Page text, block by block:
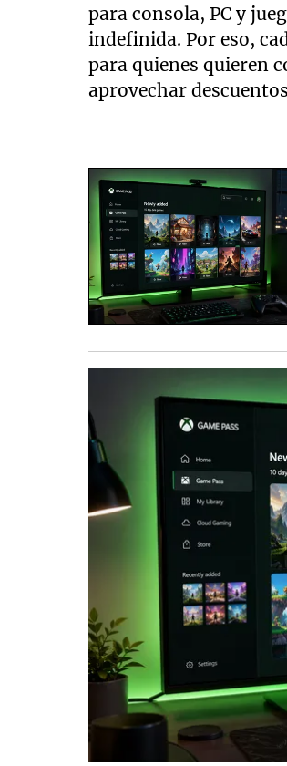
para consola, PC y
indefinida. Por eso,
para quienes quieren
aprovechar